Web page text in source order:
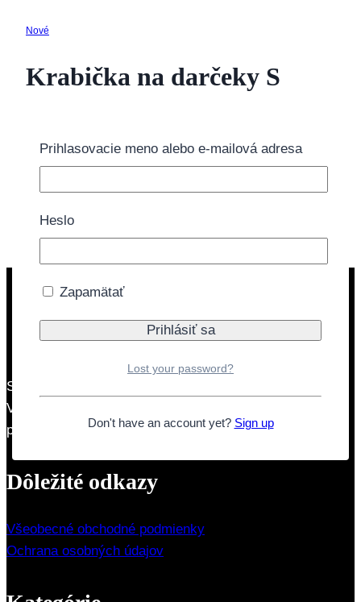
Nové
Krabička na darčeky S
Tovar momentálne nie je na sklade.
Sme rodinná firma so zameraním na párty produkty.
Venujeme sa aj balónovým výzdobám s dovozom a
personalizácii balónov.
Dôležité odkazy
Všeobecné obchodné podmienky
Ochrana osobných údajov
Prihlasovacie meno alebo e-mailová adresa
Heslo
Zapamätať
Lost your password?
Don't have an account yet? Sign up